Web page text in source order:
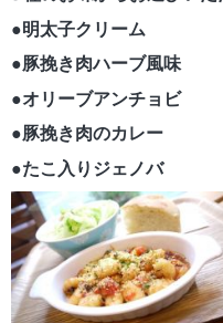
●明太子クリーム
●豚挽き肉ハーブ風味
●オリーブアンチョビ
●豚挽き肉のカレー
●たこ入りジェノバ